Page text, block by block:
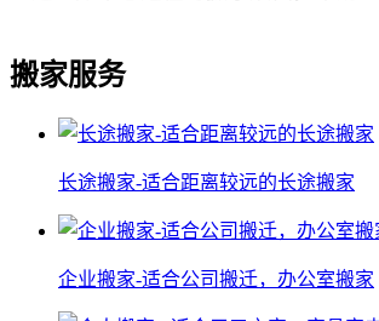
搬家服务
长途搬家-适合距离较远的长途搬家
企业搬家-适合公司搬迁，办公室搬家